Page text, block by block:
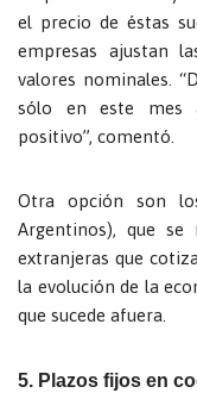
el precio de éstas
empresas ajustan
valores nominales.
sólo en este mes
positivo”, comentó.
Otra opción son
Argentinos), que se
extranjeras que
la evolución de la
que sucede afuera.
5. Plazos fijos en